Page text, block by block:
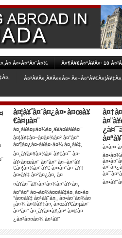
À¤•À¤°À¤¨À¤¾ À¤¶À¥€À¤°À¥À¤· 10
À¤ªÀ¥À¤¸À¥À¤¤À¤•
à¤¦à¥ˆà¤¨à¤¿à¤• à¤œà¥
€à¤µà¤¨
à¤¸à¥à¤µà¤¾à¤¸à¥à¤¥à¥à¤¯
à¤¦à¥‡à¤–à¤­à¤¾à¤² à¤”à¤°
à¤¶à¤¿à¤•à¥à¤·à¤¾ à¤¸à¥‡,
à¤¸à¥à¤¥à¤¾à¤¨à¥€à¤¯ à¤­
à¥‹à¤œà¤¨ à¤”à¤° à¤–à¤°à¥
€à¤¦à¤¾à¤°à¥€ à¤•à¤°à¤¨à¥‡
à¤•à¥‡ à¤²à¤¿à¤, à¤
¤à¥à¤¯à¥‹à¤¹à¤¾à¤°à¥‹à¤‚
à¤”à¤° à¤¬à¤¾à¤¤à¥‡à¤‚ à¤•à¤
°à¤¤à¥‡ à¤¹à¥ˆà¤‚, à¤•à¤¨à¤¾à¤
¡à¤¾ à¤®à¥‡à¤‚ à¤œà¥€à¤µà¤¨
à¤ªà¤° à¤¸à¥à¤•à¥‚à¤ª à¤®à¤
¿à¤²à¤¤à¤¾ à¤¹à¥ˆ
à¤à¤•